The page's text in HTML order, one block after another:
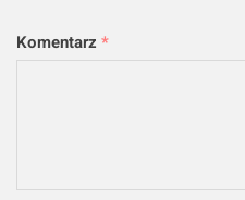
Komentarz *